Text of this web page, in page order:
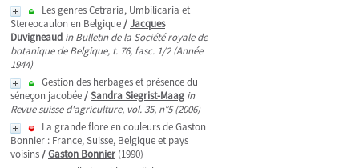
Les genres Cetraria, Umbilicaria et
Stereocaulon en Belgique/Jacques
Duvigneaud in Bulletin de la Société royale de
botanique de Belgique, t. 76, fasc. 1/2 (Année
1944)
Gestion des herbages et présence du
séneçon jacobée/Sandra Siegrist-Maag in
Revue suisse d'agriculture, vol. 35, n°5 (2006)
La grande flore en couleurs de Gaston
Bonnier : France, Suisse, Belgique et pays
voisins/Gaston Bonnier (1990)